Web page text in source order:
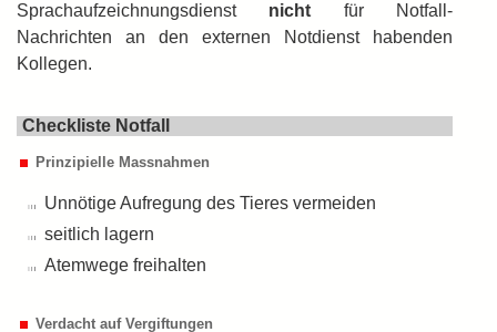
Sprachaufzeichnungsdienst nicht für Notfall-
Nachrichten an den externen Notdienst habenden
Kollegen.
Checkliste Notfall
Prinzipielle Massnahmen
Unnötige Aufregung des Tieres vermeiden
seitlich lagern
Atemwege freihalten
Verdacht auf Vergiftungen